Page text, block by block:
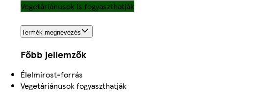
Vegetáriánusok is fogyaszthatják
Termék megnevezés
Főbb jellemzők
Élelmirost-forrás
Vegetáriánusok fogyaszthatják